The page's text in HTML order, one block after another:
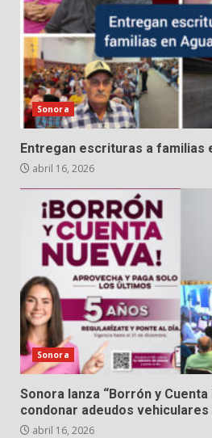
Sonora
Entregan escrituras a familias
abril 16, 2026
Sonora
Sonora lanza “Borrón y Cuenta
condonar adeudos vehiculares
abril 16, 2026